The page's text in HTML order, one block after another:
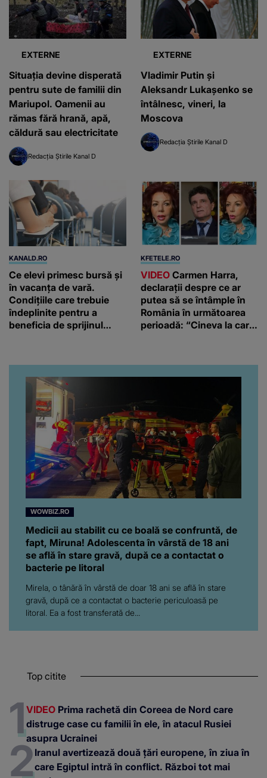
EXTERNE
Situația devine disperată
pentru sute de familii din
Mariupol. Oamenii au
rămas fără hrană, apă,
căldură sau electricitate
Redacția Știrile Kanal D
EXTERNE
Vladimir Putin şi
Aleksandr Lukaşenko se
întâlnesc, vineri, la
Moscova
Redacția Știrile Kanal D
KANALD.RO
Ce elevi primesc bursă și
în vacanța de vară.
Condițiile care trebuie
îndeplinite pentru a
beneficia de sprijinul
KFETELE.RO
VIDEO Carmen Harra,
declarații despre ce ar
putea să se întâmple în
România în următoarea
perioadă: “Cineva la care
WOWBIZ.RO
Medicii au stabilit cu ce boală se confruntă, de
fapt, Miruna! Adolescenta în vârstă de 18 ani
se află în stare gravă, după ce a contactat o
bacterie pe litoral
Mirela, o tânără în vârstă de doar 18 ani se află în stare
gravă, după ce a contactat o bacterie periculoasă pe
litoral. Ea a fost transferată de...
Top citite
VIDEO Prima rachetă din Coreea de Nord care
distruge case cu familii în ele, în atacul Rusiei
asupra Ucrainei
Iranul avertizează două țări europene, în ziua în
care Egiptul intră în conflict. Război tot mai